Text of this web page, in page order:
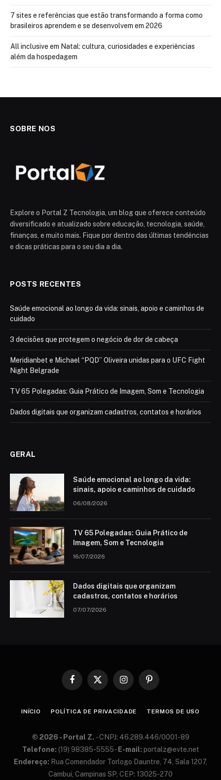
7 sites e referências que estão transformando a forma como
brasileiros aprendem e se desenvolvem em 2026
All inclusive em Natal: cultura, curiosidades e experiências
além da hospedagem
SOBRE NOS
Explore o Portal Z Tecnologia, um blog que oferece conteúdo
diversificado e atualizado sobre educação, tecnologia, saúde,
finanças, e muito mais. Fique por dentro das últimas tendências
e dicas práticas para o seu dia a dia.
POSTS RECENTES
Saúde emocional ao longo da vida: sinais, apoio e caminhos de
cuidado
3 decisões que protegem o negócio de dor de cabeça
Meridianbet e Michael “PQD” Oliveira unidas para o UFC Fight
Night Belgrade
TV 65 Polegadas: Guia Prático de Imagem, Som e Tecnologia
Dados digitais que organizam cadastros, contatos e horários
GERAL
Saúde emocional ao longo da vida:
sinais, apoio e caminhos de cuidado
06/08/2026
TV 65 Polegadas: Guia Prático de
Imagem, Som e Tecnologia
16/07/2026
Dados digitais que organizam
cadastros, contatos e horários
07/07/2026
Facebook
X
InstagramPinterest
INÍCIO POLÍTICA DE PRIVACIDADE TERMOS DE USO
© 2026 - Portal Z. - CN​PJ: 46.​289.​446/​0001-​89
Te​lefone: (19) 98​385-​5555 - E-​mail: portalz@​ev​te.​net
En​der​eço: Rua Co​men​dador Tor​logo Dau​ntre, 74, Sa​la 12​07,
Cam​bui, Cam​pinas SP, C​EP: 13​025-​270